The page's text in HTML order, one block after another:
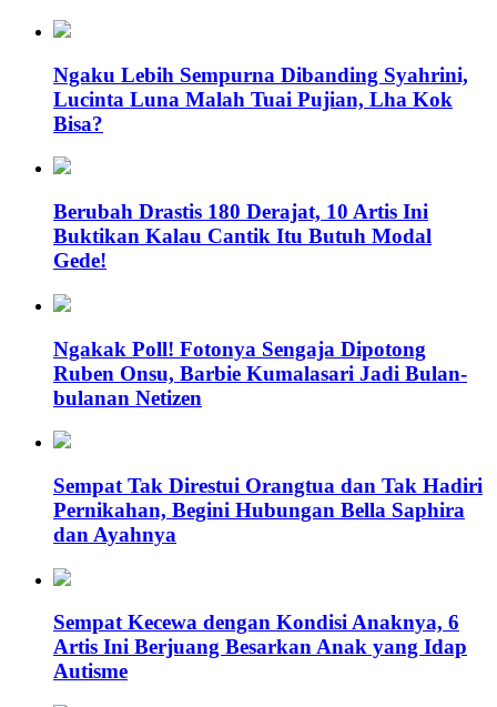
Ngaku Lebih Sempurna Dibanding Syahrini,
Lucinta Luna Malah Tuai Pujian, Lha Kok
Bisa?
Berubah Drastis 180 Derajat, 10 Artis Ini
Buktikan Kalau Cantik Itu Butuh Modal
Gede!
Ngakak Poll! Fotonya Sengaja Dipotong
Ruben Onsu, Barbie Kumalasari Jadi Bulan-
bulanan Netizen
Sempat Tak Direstui Orangtua dan Tak Hadiri
Pernikahan, Begini Hubungan Bella Saphira
dan Ayahnya
Sempat Kecewa dengan Kondisi Anaknya, 6
Artis Ini Berjuang Besarkan Anak yang Idap
Autisme